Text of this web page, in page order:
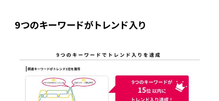
9つのキーワードがトレンド入り